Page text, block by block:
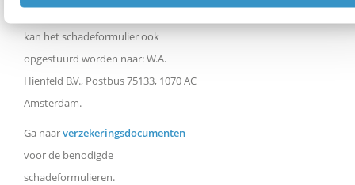
kan het schadeformulier ook
opgestuurd worden naar: W.A.
Hienfeld B.V., Postbus 75133, 1070 AC
Amsterdam.
Ga naarverzekeringsdocumenten
voor de benodigde
schadeformulieren.